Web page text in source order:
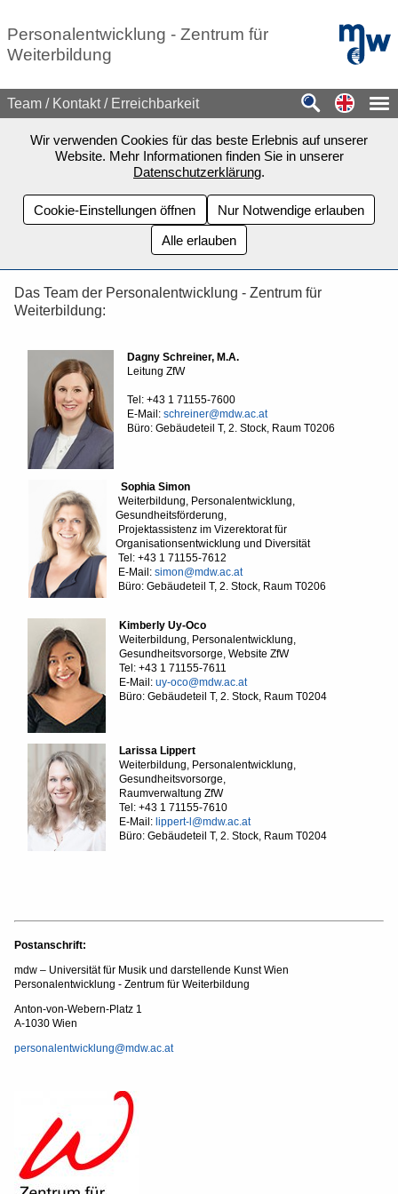
Personalentwicklung - Zentrum für
Weiterbildung
mdw -
Team / Kontakt / Erreichbarkeit
Wir verwenden Cookies für das beste Erlebnis auf unserer
Website. Mehr Informationen finden Sie in unserer
Datenschutzerklärung.
Cookie-Einstellungen öffnen
Nur Notwendige erlauben
Alle erlauben
Das Team der Personalentwicklung - Zentrum für
Weiterbildung:
Dagny Schreiner, M.A.
Leitung ZfW
Tel: +43 1 71155-7600
E-Mail: schreiner@mdw.ac.at
Büro: Gebäudeteil T, 2. Stock, Raum T0206
Sophia Simon
Weiterbildung, Personalentwicklung,
Gesundheitsförderung,
Projektassistenz im Vizerektorat für
Organisationsentwicklung und Diversität
Tel: +43 1 71155-7612
E-Mail: simon@mdw.ac.at
Büro: Gebäudeteil T, 2. Stock, Raum T0206
Kimberly Uy-Oco
Weiterbildung, Personalentwicklung,
Gesundheitsvorsorge, Website ZfW
Tel: +43 1 71155-7611
E-Mail: uy-oco@mdw.ac.at
Büro: Gebäudeteil T, 2. Stock, Raum T0204
Larissa Lippert
Weiterbildung, Personalentwicklung,
Gesundheitsvorsorge,
Raumverwaltung ZfW
Tel: +43 1 71155-7610
E-Mail: lippert-l@mdw.ac.at
Büro: Gebäudeteil T, 2. Stock, Raum T0204
Postanschrift:
mdw – Universität für Musik und darstellende Kunst Wien
Personalentwicklung - Zentrum für Weiterbildung
Anton-von-Webern-Platz 1
A-1030 Wien
personalentwicklung@mdw.ac.at